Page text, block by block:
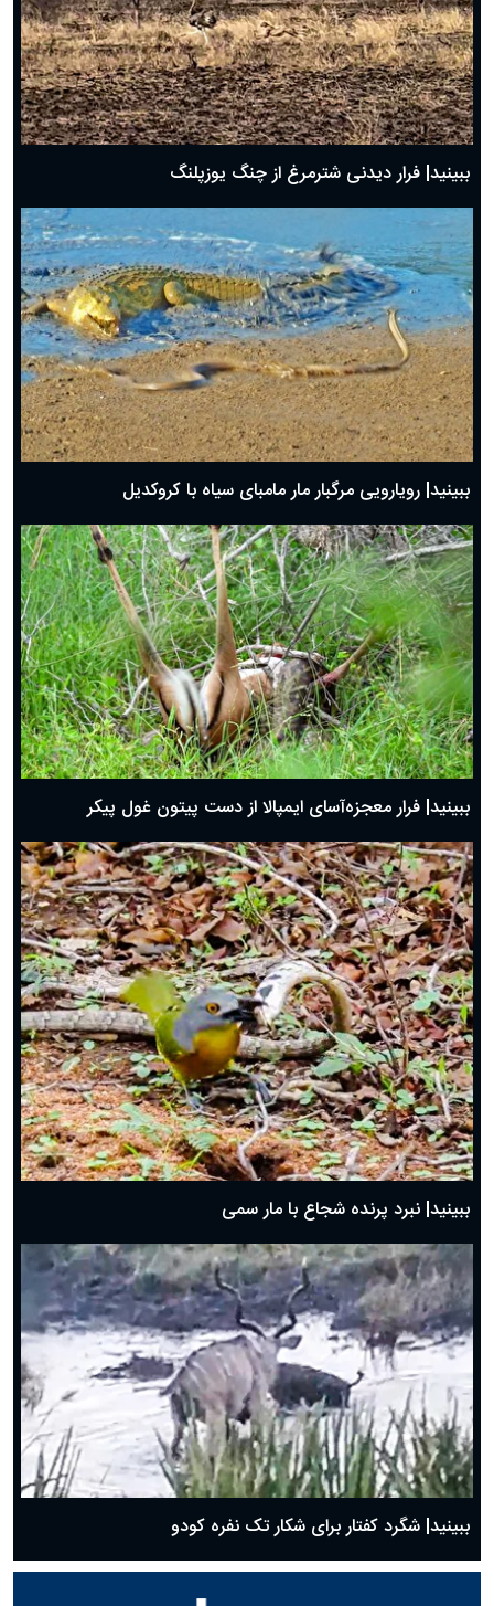
ببینید| فرار دیدنی شترمرغ از چنگ یوزپلنگ
ببینید| رویارویی مرگبار مار مامبای سیاه با کروکدیل
ببینید| فرار معجزه‌آسای ایمپالا از دست پیتون غول پیکر
ببینید| نبرد پرنده شجاع با مار سمی
ببینید| شگرد کفتار برای شکار تک نفره کودو